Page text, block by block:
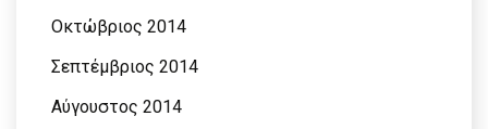
Οκτώβριος 2014
Σεπτέμβριος 2014
Αύγουστος 2014